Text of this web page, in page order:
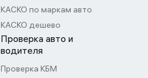
КАСКО по маркам авто
КАСКО дешево
Проверка авто и
водителя
Проверка КБМ